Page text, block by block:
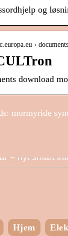
og
›
download
mormyride
– nyt smart
Hjem